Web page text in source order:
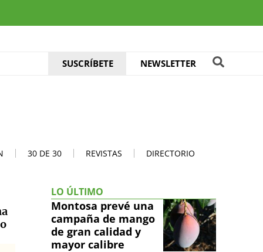
SUSCRÍBETE NEWSLETTER
30 DE 30 REVISTAS DIRECTORIO
LO ÚLTIMO
Montosa prevé una
campaña de mango
de gran calidad y
mayor calibre